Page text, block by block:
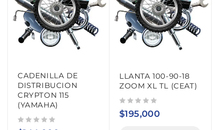
CADENILLA DE
DISTRIBUCION
CRYPTON 115
(YAMAHA)
LLANTA 100-90-18
ZOOM XL TL (CEAT)
$195,000